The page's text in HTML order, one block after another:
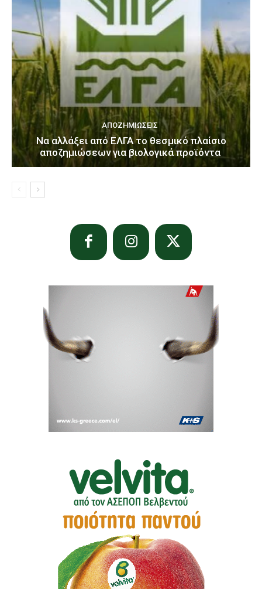
ΑΠΟΖΗΜΙΏΣΕΙΣ
Να αλλάξει από ΕΛΓΑ το θεσμικό πλαίσιο
αποζημιώσεων για βιολογικά προϊόντα